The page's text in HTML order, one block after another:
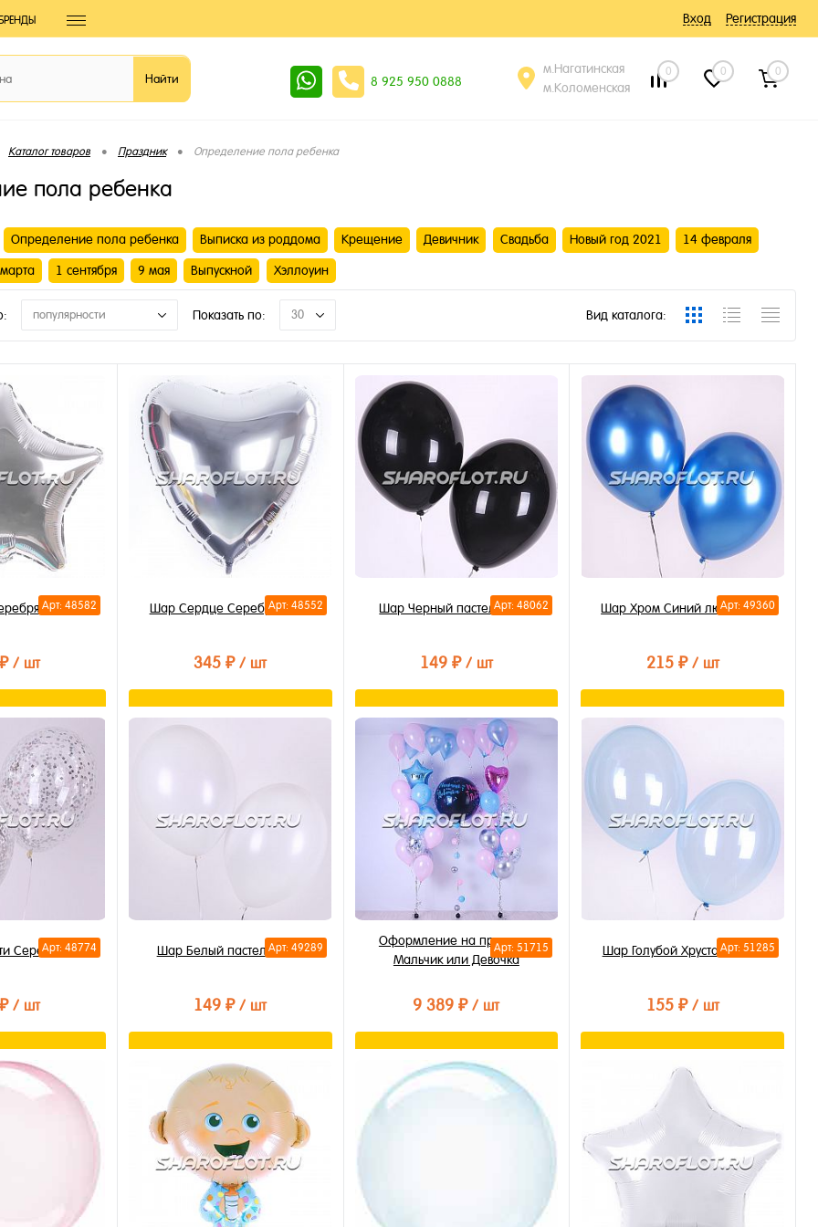
БРЕНДЫ Вход Регистрация
8 925 950 0888
м.Нагатинская
м.Коломенская
0 0 0
Каталог товаров • Праздник • Определение пола ребенка
пола ребенка
Определение пола ребенка Выписка из роддома Крещение Девичник Свадьба Новый год 2021 14 февраля
1 сентября 9 мая Выпускной Хэллоуин
популярности Показать по: 30 Вид каталога:
Арт: 48582
40см
/ шт
Арт: 48552
Шар Сердце Серебро 40см
345 ₽/ шт
В корзину
Арт: 48062
Шар Черный пастель 30см
149 ₽ / шт
В корзину
Купить в 1 клик
В избранное
В наличии
Арт: 49360
Шар Хром Синий люкс 30см
215 ₽ / шт
В корзину
Купить в 1 клик
В избранное
В наличии
Арт: 48774
Серебро 30см
/ шт
Арт: 49289
Шар Белый пастель 30см
149 ₽/ шт
Купить в 1 клик
В избранное
В наличии
Арт: 51715
Оформление на праздник
Мальчик или Девочка
9 389 ₽/ шт
В корзину
Арт: 51285
Шар Голубой Хрусталь 30см
155 ₽ / шт
Купить в 1 клик
В избранное
В наличии